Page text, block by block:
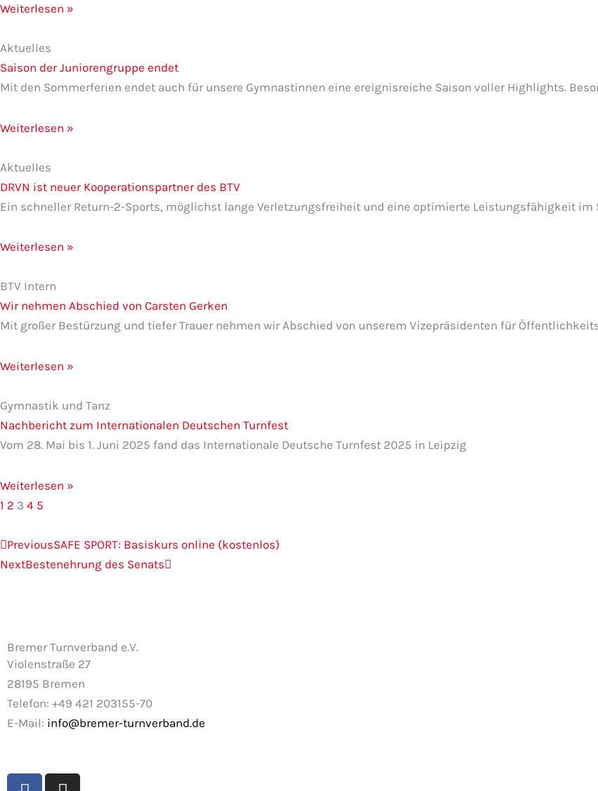
Weiterlesen »
Aktuelles
Saison der Juniorengruppe endet
Mit den Sommerferien endet auch für unsere Gymnastinnen eine ereignisreiche Saison voller Highlights.
Weiterlesen »
Aktuelles
DRVN ist neuer Kooperationspartner des BTV
Ein schneller Return-2-Sports, möglichst lange Verletzungsfreiheit und eine optimierte Leistungsfähigkeit im
Weiterlesen »
BTV Intern
Wir nehmen Abschied von Carsten Gerken
Mit großer Bestürzung und tiefer Trauer nehmen wir Abschied von unserem Vizepräsidenten für
Weiterlesen »
Gymnastik und Tanz
Nachbericht zum Internationalen Deutschen Turnfest
Vom 28. Mai bis 1. Juni 2025 fand das Internationale Deutsche Turnfest 2025 in Leipzig
Weiterlesen »
1 2 3 4 5
Zurück
PreviousSAFE SPORT: Basiskurs online (kostenlos)
NextBestenehrung des Senats
Nächster
Bremer Turnverband e.V.
Violenstraße 27
28195 Bremen
Telefon: +49 421 203155-70
E-Mail: info@bremer-turnverband.de
F
I